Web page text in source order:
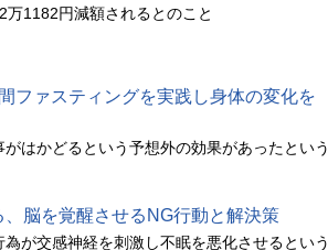
1182円減額されるとのこと
ファスティングを実践し身体の変化を
はかどるという予想外の効果があったという
脳を覚醒させるNG行動と解決策
が交感神経を刺激し不眠を悪化させるという